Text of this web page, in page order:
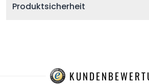
Produktsicherheit